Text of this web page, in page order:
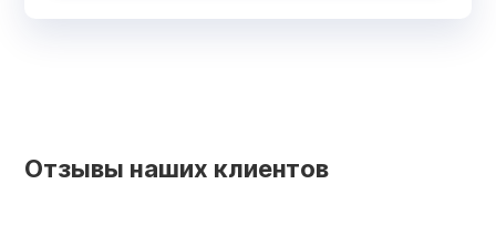
Отзывы наших клиентов